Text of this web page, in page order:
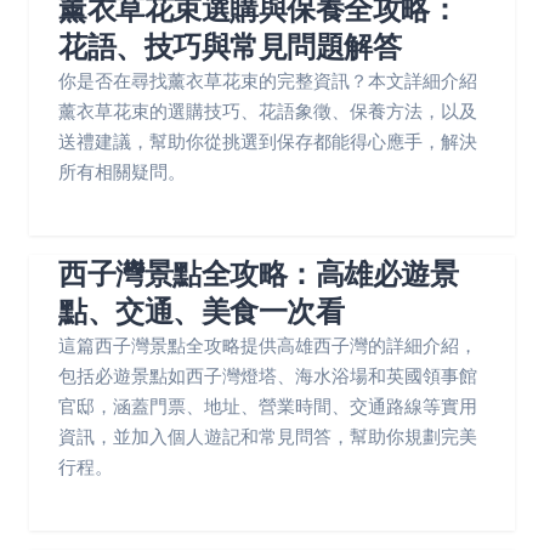
薰衣草花束選購與保養全攻略：
花語、技巧與常見問題解答
你是否在尋找薰衣草花束的完整資訊？本文詳細介紹
薰衣草花束的選購技巧、花語象徵、保養方法，以及
送禮建議，幫助你從挑選到保存都能得心應手，解決
所有相關疑問。
西子灣景點全攻略：高雄必遊景
點、交通、美食一次看
這篇西子灣景點全攻略提供高雄西子灣的詳細介紹，
包括必遊景點如西子灣燈塔、海水浴場和英國領事館
官邸，涵蓋門票、地址、營業時間、交通路線等實用
資訊，並加入個人遊記和常見問答，幫助你規劃完美
行程。